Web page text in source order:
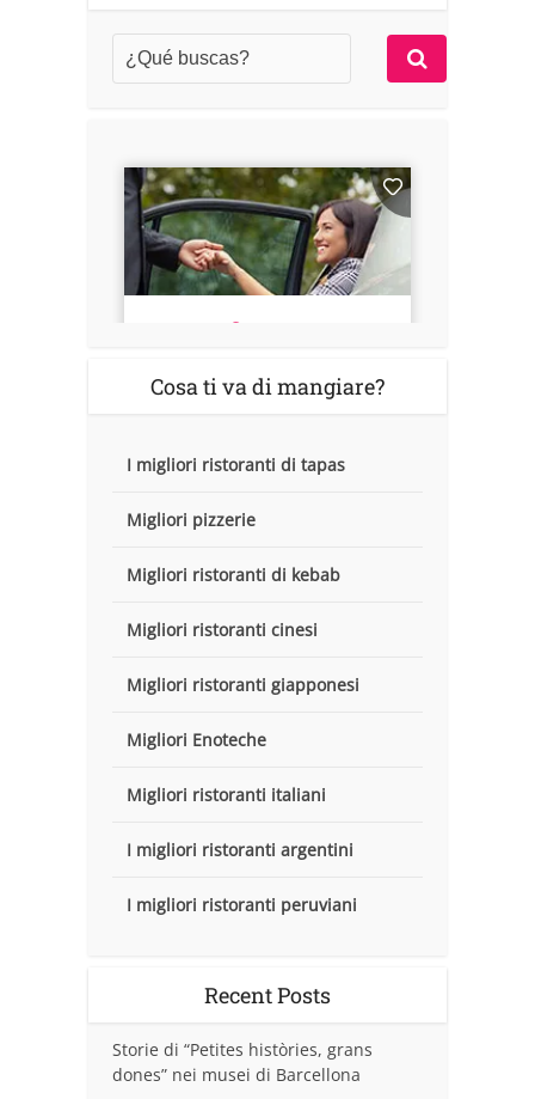
Cosa ti va di mangiare?
I migliori ristoranti di tapas
Migliori pizzerie
Migliori ristoranti di kebab
Migliori ristoranti cinesi
Migliori ristoranti giapponesi
Migliori Enoteche
Migliori ristoranti italiani
I migliori ristoranti argentini
I migliori ristoranti peruviani
Recent Posts
Storie di “Petites històries, grans
dones” nei musei di Barcellona